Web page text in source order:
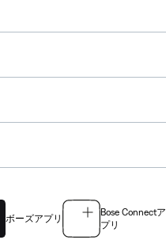
ボーズアプリ
Bose Connectア
プリ